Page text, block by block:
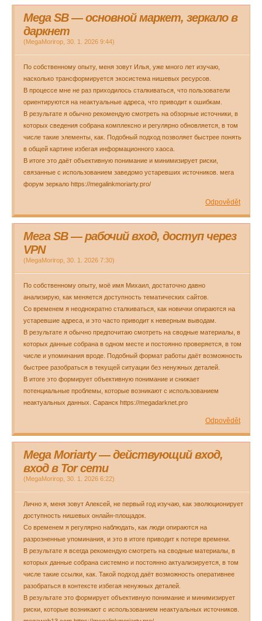
Mega SB — основной маркет, зеркало в
даркнет
(MegaMorirop 30. 1. 2026 9:44)
По собственному опыту, меня зовут Илья, уже много лет изучаю,
насколько трансформируется экосистема нишевых ресурсов.
В процессе мне не раз приходилось сталкиваться, что пользователи
ориентируются на неактуальные адреса, что приводит к ошибкам.
В результате я обычно рекомендую смотреть на обзорные источники, в
которых сведения собрана комплексно и регулярно обновляется, в том
числе такие элементы, как. Подобный подход позволяет быстрее понять
в общей картине избегая информационного хаоса.
В итоге это даёт объективную понимание и минимизирует риски,
связанные с использованием заведомо устаревших источников. мега
форум зеркало https://megalinkmoriarty.pro/
Odpovědět
Мега SB — рабочий вход, доступ через
VPN
(MegaMorirop 30. 1. 2026 7:30)
По собственному опыту, моё имя Михаил, достаточно давно
анализирую, как меняется доступность тематических сайтов.
Со временем я неоднократно сталкиваться, как новички опираются на
устаревшие адреса, и это часто приводит к неверным выводам.
В результате я обычно предпочитаю смотреть на сводные материалы, в
которых данные собрана в одном месте и постоянно проверяется, в том
числе и упоминания вроде. Подобный формат работы даёт возможность
быстрее разобраться в текущей ситуации без ненужных деталей.
В итоге это формирует объективную понимание и снижает
потенциальные проблемы, которые возникают с использованием
неактуальных данных. Саранск https://megadarknet.pro
Odpovědět
Mega Moriarty — действующий вход,
вход в Tor сети
(MegaMorirop 30. 1. 2026 6:22)
Лично я, меня зовут Алексей, не первый год изучаю, как эволюционирует
доступность нишевых онлайн-площадок.
Со временем я регулярно наблюдать, как люди опираются на
разрозненные упоминания, и это в итоге приводит к потере времени.
В результате я всегда рекомендую смотреть на сводные материалы, в
которых данные собрана системно и постоянно актуализируется, в том
числе такие ссылки, как. Такой подход даёт возможность оперативнее
разобраться в контексте избегая ненужных деталей.
В результате это формирует объективную понимание и минимизирует
риски, которые возникают с использованием неактуальных источников.